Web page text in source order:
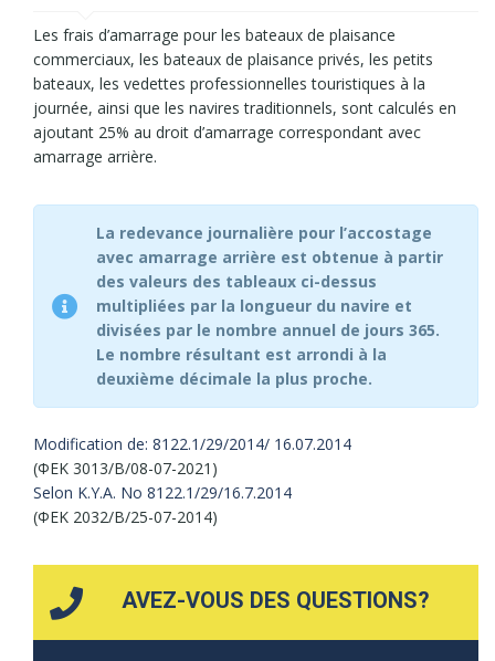
Les frais d’amarrage pour les bateaux de plaisance
commerciaux, les bateaux de plaisance privés, les petits
bateaux, les vedettes professionnelles touristiques à la
journée, ainsi que les navires traditionnels, sont calculés en
ajoutant 25% au droit d’amarrage correspondant avec
amarrage arrière.
La redevance journalière pour l’accostage
avec amarrage arrière est obtenue à partir
des valeurs des tableaux ci-dessus
multipliées par la longueur du navire et
divisées par le nombre annuel de jours 365.
Le nombre résultant est arrondi à la
deuxième décimale la plus proche.
Modification de: 8122.1/29/2014/ 16.07.2014
(ΦΕΚ 3013/Β/08-07-2021)
Selon Κ.Υ.Α. No 8122.1/29/16.7.2014
(ΦΕΚ 2032/Β/25-07-2014)
AVEZ-VOUS DES QUESTIONS?